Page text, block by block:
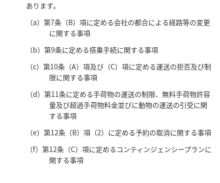
あります。
（a）第7条（B）項に定める会社の都合による経路等の変更
に関する事項
（b）第9条に定める搭乗手続に関する事項
（c）第10条（A）項及び（C）項に定める運送の拒否及び制
限に関する事項
（d）第11条に定める手荷物の運送の制限、無料手荷物許容
量及び超過手荷物料金並びに動物の運送の引受に関
する事項
（e）第12条（B）項（2）に定める予約の取消に関する事項
（f）第12条（C）項に定めるコンティンジェンシープランに
関する事項